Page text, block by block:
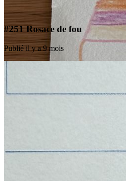
#251 Rosace de fou
Publié il y a 9 mois